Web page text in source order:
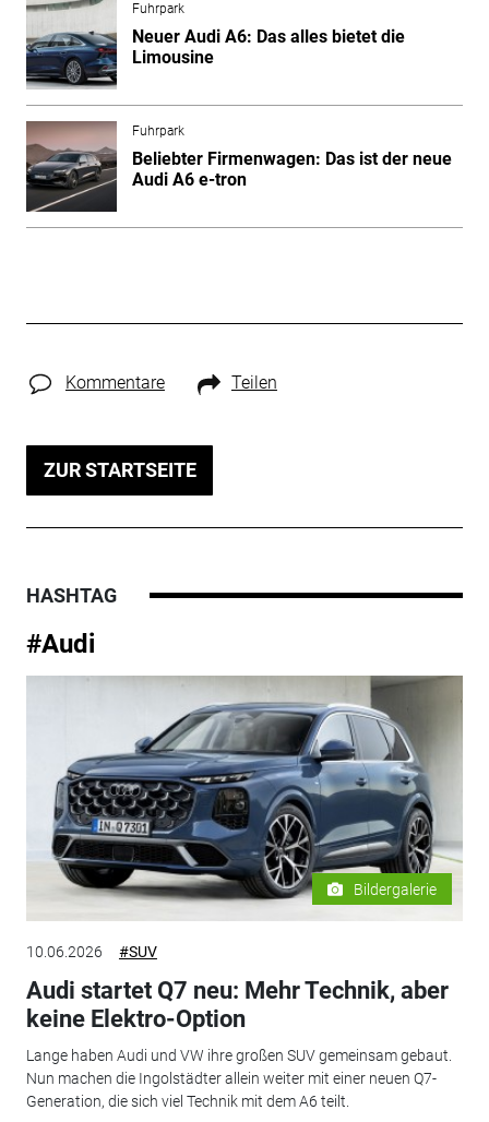
Fuhrpark
Neuer Audi A6: Das alles bietet die
Limousine
Fuhrpark
Beliebter Firmenwagen: Das ist der neue
Audi A6 e-tron
Kommentare Teilen
ZUR STARTSEITE
HASHTAG
#Audi
Bildergalerie
10.06.2026 #SUV
Audi startet Q7 neu: Mehr Technik, aber
keine Elektro-Option
Lange haben Audi und VW ihre großen SUV gemeinsam gebaut.
Nun machen die Ingolstädter allein weiter mit einer neuen Q7-
Generation, die sich viel Technik mit dem A6 teilt.